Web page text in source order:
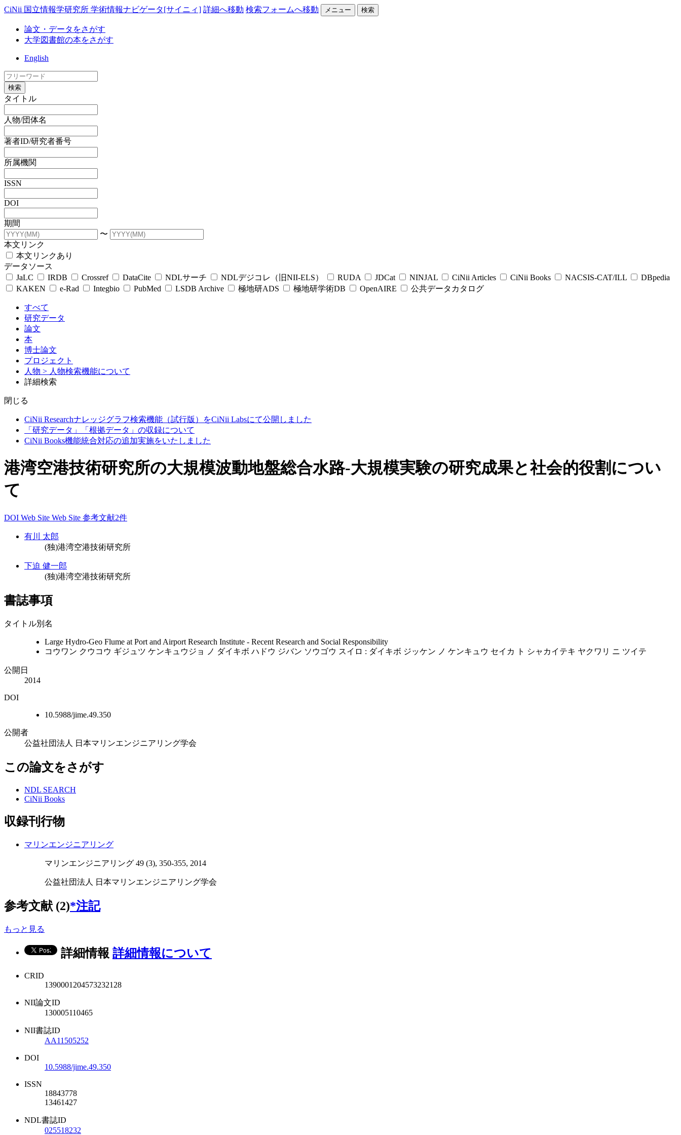
CiNii 国立情報学研究所 学術情報ナビゲータ[サイニィ] 詳細へ移動 検索フォームへ移動 メニュー 検索
論文・データをさがす
大学図書館の本をさがす
English
検索
タイトル
人物/団体名
著者ID/研究者番号
所属機関
ISSN
DOI
期間
〜
本文リンク
本文リンクあり
データソース
JaLC
IRDB Crossref DataCite NDLサーチ NDLデジコレ（旧NII-ELS） RUDA JDCat NINJAL CiNii Articles CiNii Books NACSIS-CAT/ILL
DBpedia
KAKEN
e-Rad Integbio PubMed LSDB Archive 極地研ADS 極地研学術DB OpenAIRE 公共データカタログ
すべて
研究データ
論文
本
博士論文
プロジェクト
人物 > 人物検索機能について
詳細検索
閉じる
CiNii Researchナレッジグラフ検索機能（試行版）をCiNii Labsにて公開しました
「研究データ」「根拠データ」の収録について
CiNii Books機能統合対応の追加実施をいたしました
港湾空港技術研究所の大規模波動地盤総合水路-大規模実験の研究成果と社会的役割につい
て
DOI Web Site Web Site 参考文献2件
有川 太郎
(独)港湾空港技術研究所
下迫 健一郎
(独)港湾空港技術研究所
書誌事項
タイトル別名
Large Hydro-Geo Flume at Port and Airport Research Institute - Recent Research and Social Responsibility
コウワン クウコウ ギジュツ ケンキュウジョ ノ ダイキボ ハドウ ジバン ソウゴウ スイロ : ダイキボ ジッケン ノ ケンキュウ セイカ ト シャカイテキ ヤクワリ ニ ツイテ
公開日
2014
DOI
10.5988/jime.49.350
公開者
公益社団法人 日本マリンエンジニアリング学会
この論文をさがす
NDL SEARCH
CiNii Books
収録刊行物
マリンエンジニアリング
マリンエンジニアリング 49 (3), 350-355, 2014
公益社団法人 日本マリンエンジニアリング学会
参考文献 (2)*注記
もっと見る
詳細情報 詳細情報について
CRID
1390001204573232128
NII論文ID
130005110465
NII書誌ID
AA11505252
DOI
10.5988/jime.49.350
ISSN
18843778
13461427
NDL書誌ID
025518232